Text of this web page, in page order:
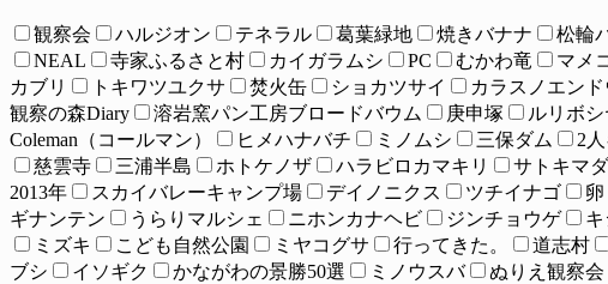
観察会 ハルジオン テネラル 葛葉緑地 焼きバナナ 松輪
NEAL
寺家ふるさと村 カイガラムシ PC むかわ竜 マメ
カブリ
トキワツユクサ 焚火缶 ショカツサイ カラスノエンド
観察の森Diary
溶岩窯パン工房ブロードバウム 庚申塚 ルリボ
Coleman（コールマン）
ヒメハナバチ ミノムシ 三保ダム 2
慈雲寺
三浦半島 ホトケノザ ハラビロカマキリ サトキマ
2013年
スカイバレーキャンプ場 デイノニクス ツチイナゴ 卵
ギナンテン
うらりマルシェ ニホンカナヘビ ジンチョウゲ キ
ミズキ
こども自然公園 ミヤコグサ 行ってきた。 道志村
ブシ
イソギク かながわの景勝50選 ミノウスバ ぬりえ観察会